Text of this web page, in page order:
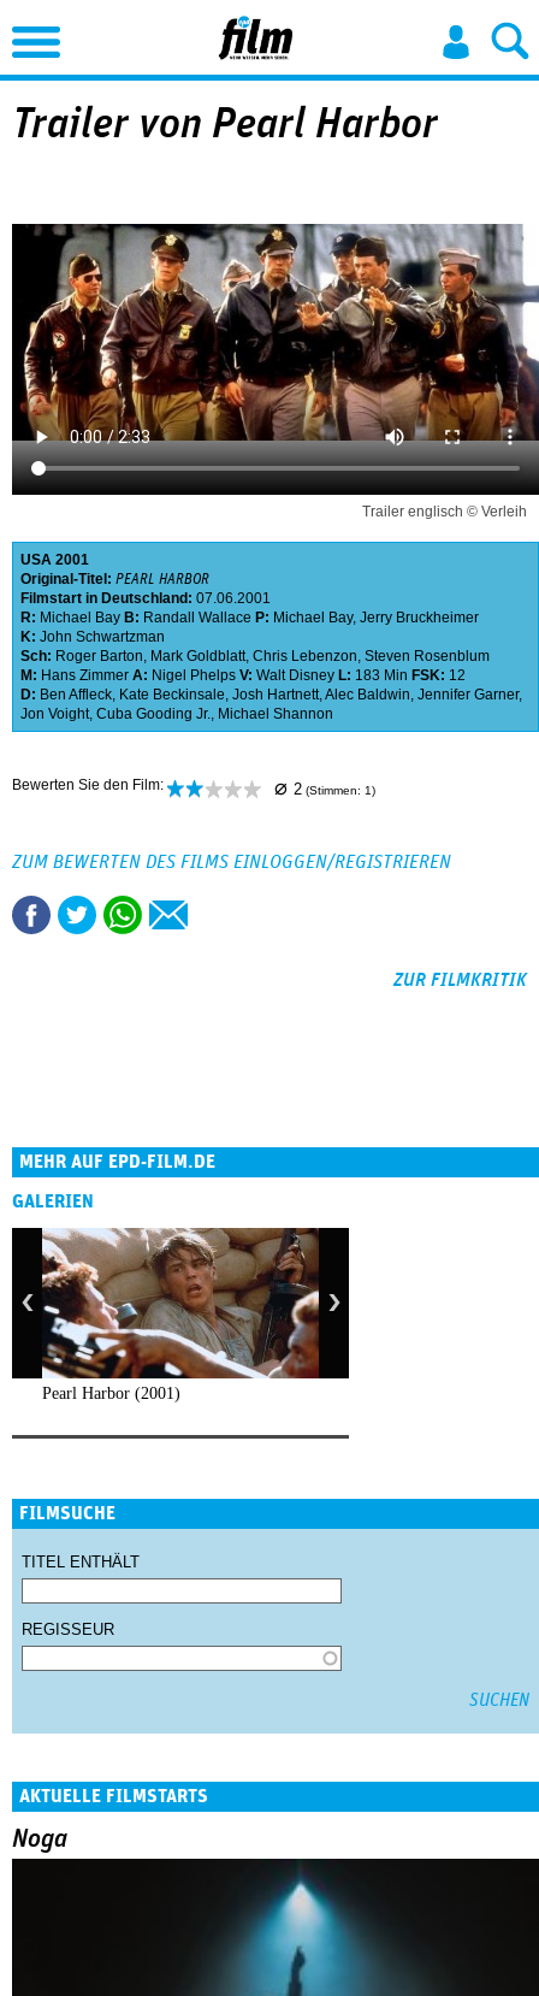
Jump to Navigation
Trailer von Pearl Harbor
Trailer englisch © Verleih
USA 2001
Original-Titel: PEARL HARBOR
Filmstart in Deutschland: 07.06.2001
R: Michael Bay B: Randall Wallace P: Michael Bay, Jerry Bruckheimer
K: John Schwartzman
Sch: Roger Barton, Mark Goldblatt, Chris Lebenzon, Steven Rosenblum
M: Hans Zimmer A: Nigel Phelps V: Walt Disney L: 183 Min FSK: 12
D: Ben Affleck, Kate Beckinsale, Josh Hartnett,Alec Baldwin, Jennifer Garner,
Jon Voight, Cuba Gooding Jr., Michael Shannon
Bewerten Sie den Film: ⌀ 2 (Stimmen: 1)
ZUM BEWERTEN DES FILMS EINLOGGEN/REGISTRIEREN
ZUR FILMKRITIK
MEHR AUF EPD-FILM.DE
GALERIEN
Pearl Harbor (2001)
FILMSUCHE
TITEL ENTHÄLT
REGISSEUR
AKTUELLE FILMSTARTS
Noga